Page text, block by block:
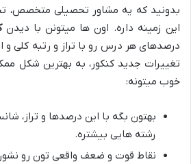
بدونید که یه مشاور تحصیلی متخصص،
این زمینه داره. اون ها میتونن با دیدن
درصدهای هر درس رو با تراز و رتبه کلی و
تغییرات جدید کنکور، به بهترین شکل
خوب میتونه:
بهتون بگه با این درصدها و تراز،
رشته هایی بیشتره.
نقاط قوت و ضعف واقعی تون رو